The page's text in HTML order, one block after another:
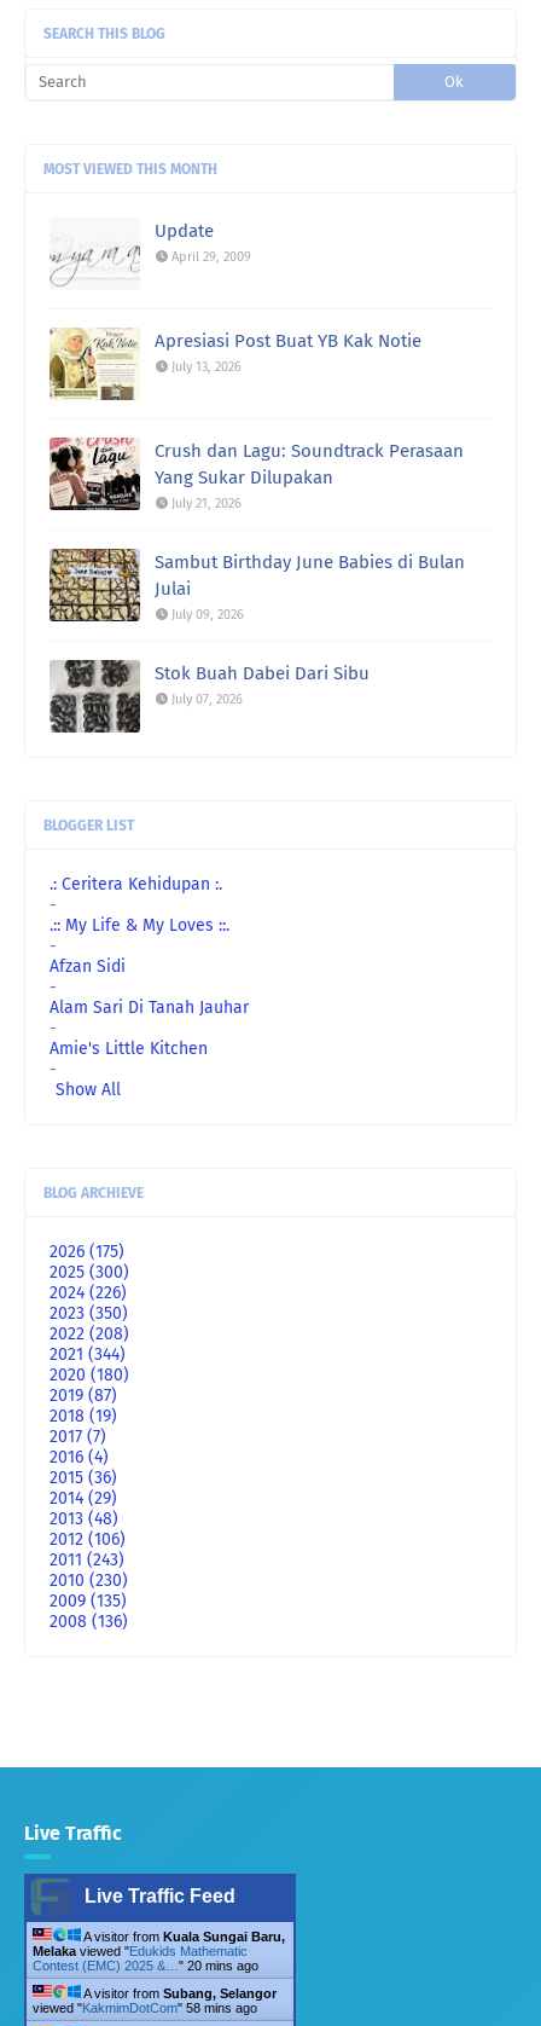
SEARCH THIS BLOG
MOST VIEWED THIS MONTH
Update
April 29, 2009
Apresiasi Post Buat YB Kak Notie
July 13, 2026
Crush dan Lagu: Soundtrack Perasaan
Yang Sukar Dilupakan
July 21, 2026
Sambut Birthday June Babies di Bulan
Julai
July 09, 2026
Stok Buah Dabei Dari Sibu
July 07, 2026
BLOGGER LIST
.: Ceritera Kehidupan :.
-
.:: My Life & My Loves ::.
-
Afzan Sidi
-
Alam Sari Di Tanah Jauhar
-
Amie's Little Kitchen
-
Show All
BLOG ARCHIEVE
2026 (175)
2025 (300)
2024 (226)
2023 (350)
2022 (208)
2021 (344)
2020 (180)
2019 (87)
2018 (19)
2017 (7)
2016 (4)
2015 (36)
2014 (29)
2013 (48)
2012 (106)
2011 (243)
2010 (230)
2009 (135)
2008 (136)
Live Traffic
Live Traffic Feed
A visitor from Kuala Sungai Baru,
Melaka viewed "Edukids Mathematic
Contest (EMC) 2025 &… " 20 mins ago
A visitor from Subang, Selangor
viewed "KakmimDotCom" 58 mins ago